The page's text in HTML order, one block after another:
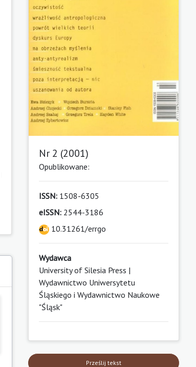
Nr 2 (2001)
Opublikowane:
ISSN:1508-6305
eISSN:2544-3186
10.31261/errgo
Wydawca
University of Silesia Press |
Wydawnictwo Uniwersytetu
Śląskiego i Wydawnictwo Naukowe
"Śląsk"
Prześlij tekst